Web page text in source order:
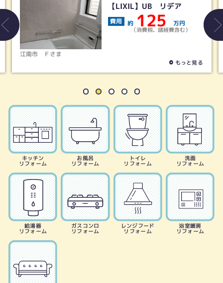
【LIXIL】UB リデア
125 万円
（消費税、諸経費含む）
キッチン
リフォーム
お風呂
リフォーム
トイレ
リフォーム
洗面
リフォーム
給湯器
リフォーム
ガスコンロ
リフォーム
レンジフード
リフォーム
浴室暖房
リフォーム